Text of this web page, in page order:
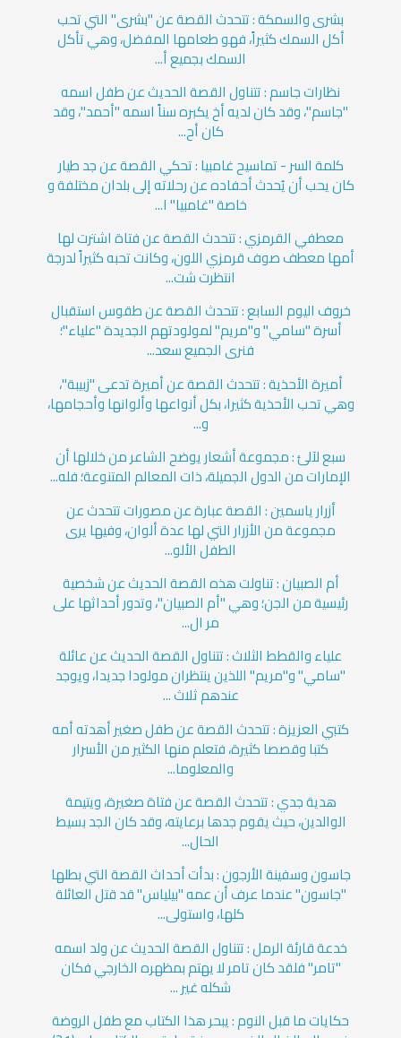
بشرى والسمكة : تتحدث القصة عن "بشرى" التي تحب
أكل السمك كثيراً، فهو طعامها المفضل، وهي تأكل
السمك بجميع أ...
نظارات جاسم : تتناول القصة الحديث عن طفل اسمه
"جاسم"، وقد كان لديه أخ يكبره سناً اسمه "أحمد"، وقد
كان أح...
كلمة السر - تماسيح غامبيا : تحكي القصة عن جد طيار
كان يحب أن يُحدث أحفاده عن رحلاته إلى بلدان مختلفة و
خاصة "غامبيا" ا...
معطفي القرمزي : تتحدث القصة عن فتاة اشترت لها
أمها معطف صوف قرمزي اللون، وكانت تحبه كثيراً لدرجة
انتظرت شت...
خروف اليوم السابع : تتحدث القصة عن طقوس استقبال
أسرة "سامي" و"مريم" لمولودتهم الجديدة "علياء"؛
فنرى الجميع سعد...
أميرة الأحذية : تتحدث القصة عن أميرة تدعى "زبيبة"،
وهي تحب الأحذية كثيرا، بكل أنواعها وألوانها وأحجامها،
و...
سبع لآلئ : مجموعة أشعار يوضح الشاعر من خلالها أن
الإمارات من الدول الجميلة، ذات المعالم المتنوعة؛ فله...
أزرار ياسمين : القصة عبارة عن مصورات تتحدث عن
مجموعة من الأزرار التي لها عدة ألوان، وفيها يرى
الطفل الألو...
أم الصبيان : تناولت هذه القصة الحديث عن شخصية
رئيسية من الجن؛ وهي "أم الصبيان"، وتدور أحداثها على
مر ال...
علياء والقطط الثلاث : تتناول القصة الحديث عن عائلة
"سامي" و"مريم" اللذين ينتظران مولودا جديدا، ويوجد
عندهم ثلاث ...
كتبي العزيزة : تتحدث القصة عن طفل صغير أهدته أمه
كتبا وقصصا كثيرة، فتعلم منها الكثير من الأسرار
والمعلوما...
هدية جدي : تتحدث القصة عن فتاة صغيرة، ويتيمة
الوالدين، حيث يقوم جدها برعايته، وقد كان الجد بسيط
الحال...
جاسون وسفينة الأرجون : بدأت أحداث القصة التي بطلها
"جاسون" عندما عرف أن عمه "بيلياس" قد قتل العائلة
كلها، واستولى...
خدعة قارئة الرمل : تتناول القصة الحديث عن ولد اسمه
"تامر" فلقد كان تامر لا يهتم بمظهره الخارجي فكان
شكله غير ...
حكايات ما قبل النوم : يبحر هذا الكتاب مع طفل الروضة